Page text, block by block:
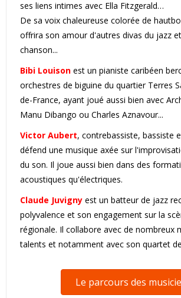
ses liens intimes avec Ella Fitzgerald…
De sa voix chaleureuse colorée de
offrira son amour d'autres divas du jazz
chanson...
Bibi Louisonest un pianiste caribéen
orchestres de biguine du quartier Terres
de-France, ayant joué aussi bien avec
Manu Dibango ou Charles Aznavour...
Victor Aubert, contrebassiste, bassiste
défend une musique axée sur
du son. Il joue aussi bien dans des
acoustiques qu'électriques.
Claude Juvignyest un batteur de jazz
polyvalence et son engagement sur la
régionale. Il collabore avec de nombreux
talents et notamment avec son quartet
Le parcours des